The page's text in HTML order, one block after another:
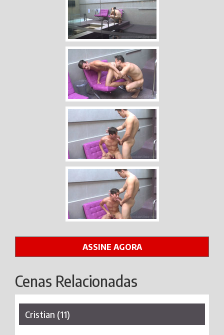
ASSINE AGORA
Cenas Relacionadas
Cristian (11)